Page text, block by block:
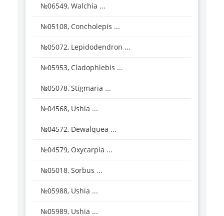
№06549, Walchia ...
№05108, Concholepis ...
№05072, Lepidodendron ...
№05953, Cladophlebis ...
№05078, Stigmaria ...
№04568, Ushia ...
№04572, Dewalquea ...
№04579, Oxycarpia ...
№05018, Sorbus ...
№05988, Ushia ...
№05989, Ushia ...